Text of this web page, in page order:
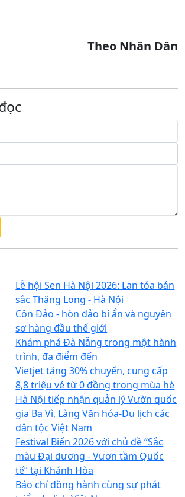
Theo Nhân Dân
Lễ hội Sen Hà Nội 2026: Lan tỏa bản
sắc Thăng Long - Hà Nội
Côn Đảo - hòn đảo bí ẩn và nguyên
sơ hàng đầu thế giới
Khám phá Đà Nẵng trong một hành
trình, đa điểm đến
Vietjet tăng 30% chuyến, cung cấp
8,8 triệu vé từ 0 đồng trong mùa hè
Hà Nội tiếp nhận quản lý Vườn quốc
gia Ba Vì, Làng Văn hóa-Du lịch các
dân tộc Việt Nam
Festival Biển 2026 với chủ đề “Sắc
màu Đại dương - Vươn tầm Quốc
tế” tại Khánh Hòa
Báo chí đồng hành cùng sự phát